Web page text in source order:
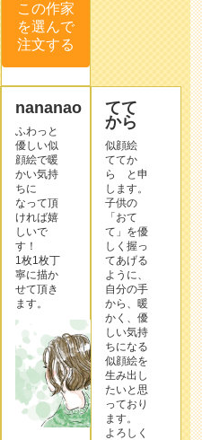
この作家
を選んで
注文する
nananao
ふわっと
優しい似
顔絵で暖
かい気持
ちに
なって頂
ければ嬉
しいで
す！
1枚1枚丁
寧に描か
せて頂き
ます。
てて
から
似顔絵
ててか
ら と申
します。
子供の
「おて
て」を優
しく握っ
てあげる
ように、
自分の手
から、暖
かく、優
しい気持
ちになる
似顔絵を
生み出し
たいと思
っており
ます。
よろしく